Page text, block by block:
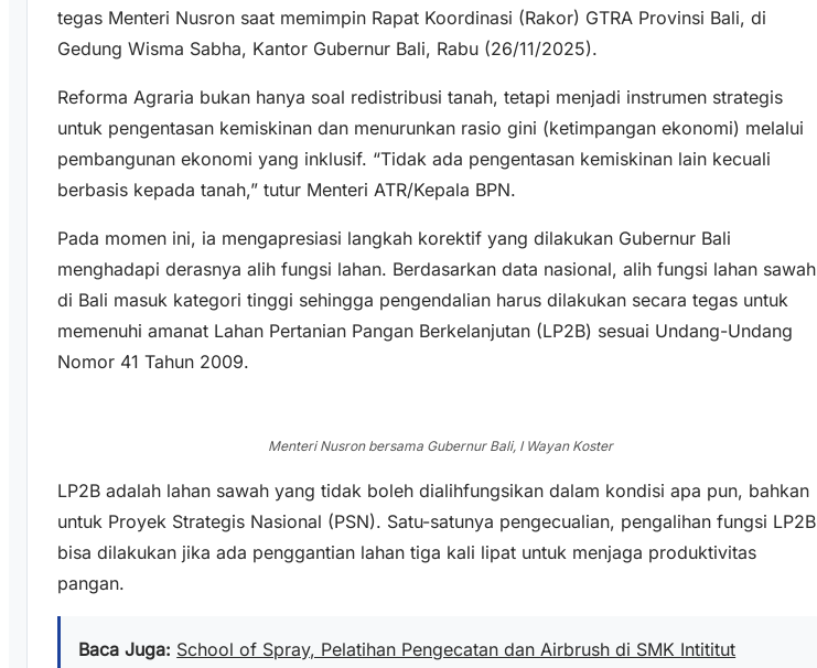
tegas Menteri Nusron saat memimpin Rapat Koordinasi (Rakor) GTRA Provinsi Bali, di
Gedung Wisma Sabha, Kantor Gubernur Bali, Rabu (26/11/2025).
Reforma Agraria bukan hanya soal redistribusi tanah, tetapi menjadi instrumen strategis
untuk pengentasan kemiskinan dan menurunkan rasio gini (ketimpangan ekonomi) melalui
pembangunan ekonomi yang inklusif. “Tidak ada pengentasan kemiskinan lain kecuali
berbasis kepada tanah,” tutur Menteri ATR/Kepala BPN.
Pada momen ini, ia mengapresiasi langkah korektif yang dilakukan Gubernur Bali
menghadapi derasnya alih fungsi lahan. Berdasarkan data nasional, alih fungsi lahan sawah
di Bali masuk kategori tinggi sehingga pengendalian harus dilakukan secara tegas untuk
memenuhi amanat Lahan Pertanian Pangan Berkelanjutan (LP2B) sesuai Undang-Undang
Nomor 41 Tahun 2009.
Menteri Nusron bersama Gubernur Bali, I Wayan Koster
LP2B adalah lahan sawah yang tidak boleh dialihfungsikan dalam kondisi apa pun, bahkan
untuk Proyek Strategis Nasional (PSN). Satu-satunya pengecualian, pengalihan fungsi LP2B
bisa dilakukan jika ada penggantian lahan tiga kali lipat untuk menjaga produktivitas
pangan.
Baca Juga: School of Spray, Pelatihan Pengecatan dan Airbrush di SMK Intititut